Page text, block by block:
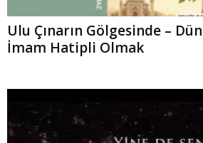
Ulu Çınarın Gölgesinde –
İmam Hatipli Olmak